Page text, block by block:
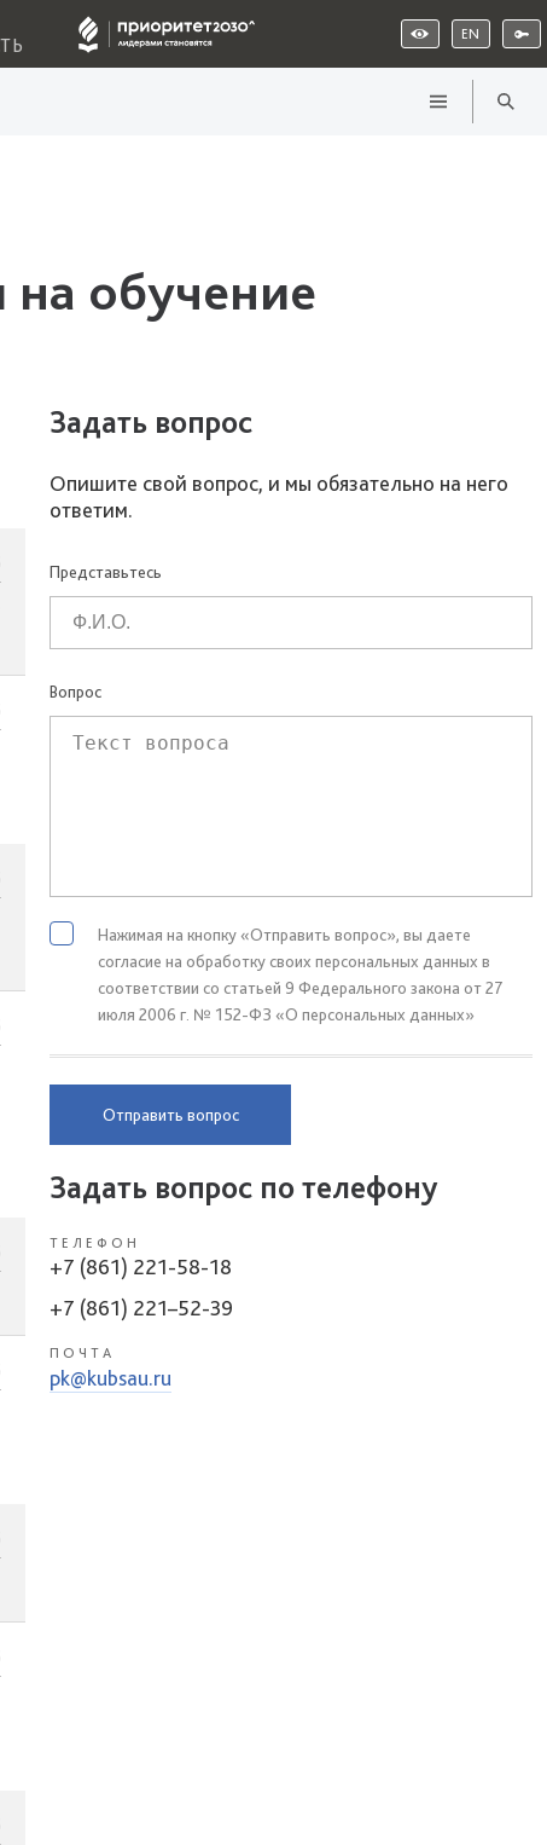
EN
обучение
Задать вопрос
Опишите свой вопрос, и мы обязательно на него
ответим.
Представьтесь
Вопрос
Нажимая на кнопку «Отправить вопрос», вы даете
согласие на обработку своих персональных данных в
соответствии со статьей 9 Федерального закона от 27
июля 2006 г. № 152-ФЗ «О персональных данных»
Отправить вопрос
Задать вопрос по телефону
ТЕЛЕФОН
+7 (861) 221-58-18
+7 (861) 221–52-39
ПОЧТА
pk@kubsau.ru